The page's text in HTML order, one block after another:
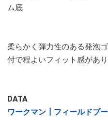
ム底
柔らかく弾力性のある発泡
付で程よいフィット感があり
DATA
ワークマン┃フィールドブ